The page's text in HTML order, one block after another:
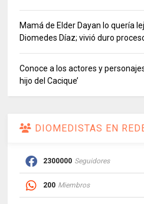
Mamá de Elder Dayan lo quería
Diomedes Díaz; vivió duro
Conoce a los actores y
hijo del Cacique’
DIOMEDISTAS EN
2300000 Seguidores
200 Miembros